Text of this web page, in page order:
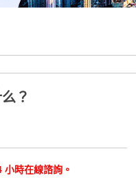
？
時在線諮詢。